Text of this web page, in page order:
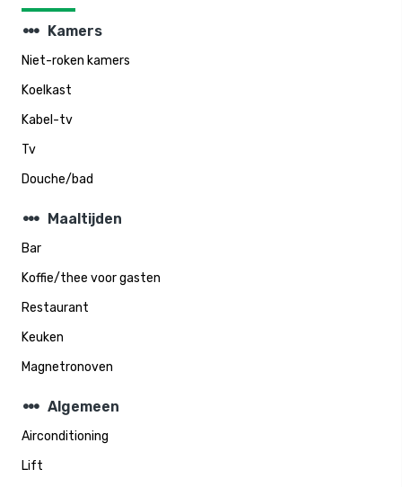
steppers Kamers
Niet-roken kamers
Koelkast
Kabel-tv
Tv
Douche/bad
steppers Maaltijden
Bar
Koffie/thee voor gasten
Restaurant
Keuken
Magnetronoven
steppers Algemeen
Airconditioning
Lift